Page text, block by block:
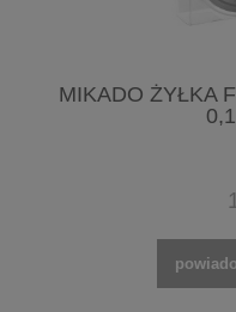
MIKADO ŻYŁKA